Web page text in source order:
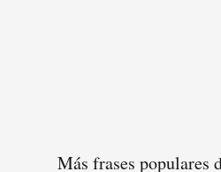
Más frases populares